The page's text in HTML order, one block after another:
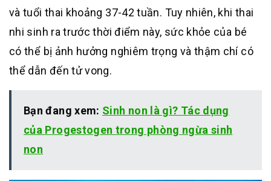
và tuổi thai khoảng 37-42 tuần. Tuy nhiên, khi thai
nhi sinh ra trước thời điểm này, sức khỏe của bé
có thể bị ảnh hưởng nghiêm trọng và thậm chí có
thể dẫn đến tử vong.
Bạn đang xem: Sinh non là gì? Tác dụng
của Progestogen trong phòng ngừa sinh
non